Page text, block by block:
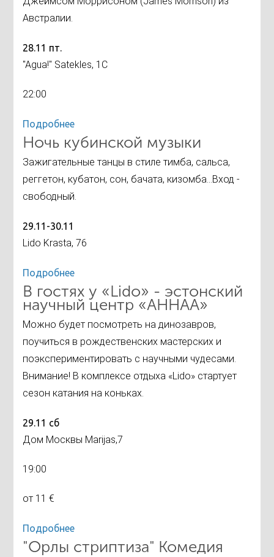
Австралии.
28.11 пт.
"Agua!" Satekles, 1C
22:00
Подробнее
Ночь кубинской музыки
Зажигательные танцы в стиле тимба, сальса,
реггетон, кубатон, сон, бачата, кизомба...Вход -
свободный.
29.11-30.11
Lido Krasta, 76
Подробнее
В гостях у «Lido» - эстонский
научный центр «AHHAA»
Можно будет посмотреть на динозавров,
поучиться в рождественских мастерских и
поэкспериментировать с научными чудесами.
Внимание! В комплексе отдыха «Lido» стартует
сезон катания на коньках.
29.11 сб
Дом Москвы Marijas,7
19:00
от 11 €
Подробнее
"Орлы стриптиза" Комедия